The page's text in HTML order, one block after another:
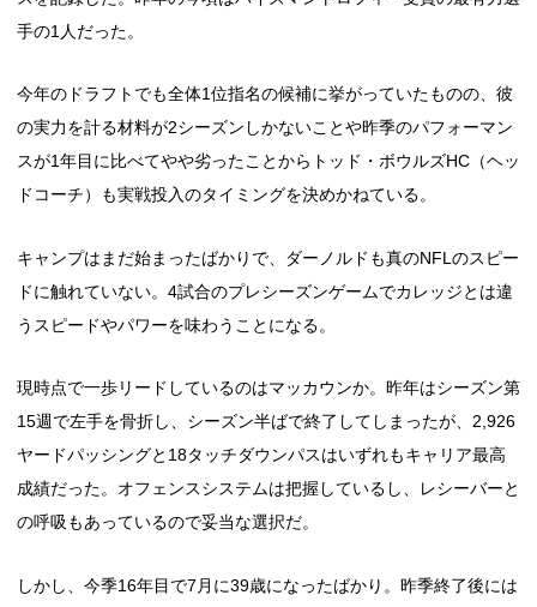
手の1人だった。
今年のドラフトでも全体1位指名の候補に挙がっていたものの、彼
の実力を計る材料が2シーズンしかないことや昨季のパフォーマン
スが1年目に比べてやや劣ったことからトッド・ボウルズHC（ヘッ
ドコーチ）も実戦投入のタイミングを決めかねている。
キャンプはまだ始まったばかりで、ダーノルドも真のNFLのスピー
ドに触れていない。4試合のプレシーズンゲームでカレッジとは違
うスピードやパワーを味わうことになる。
現時点で一歩リードしているのはマッカウンか。昨年はシーズン第
15週で左手を骨折し、シーズン半ばで終了してしまったが、2,926
ヤードパッシングと18タッチダウンパスはいずれもキャリア最高
成績だった。オフェンスシステムは把握しているし、レシーバーと
の呼吸もあっているので妥当な選択だ。
しかし、今季16年目で7月に39歳になったばかり。昨季終了後には